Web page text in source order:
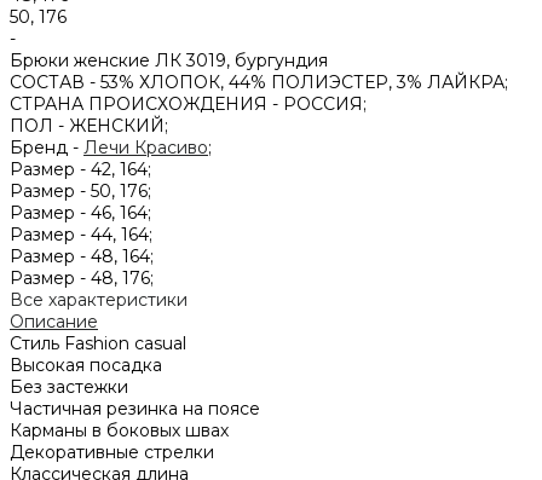
50, 176
-
Брюки женские ЛК 3019, бургундия
СОСТАВ - 53% ХЛОПОК, 44% ПОЛИЭСТЕР, 3% ЛАЙКРА;
СТРАНА ПРОИСХОЖДЕНИЯ - РОССИЯ;
ПОЛ - ЖЕНСКИЙ;
Бренд - Лечи Красиво;
Размер - 42, 164;
Размер - 50, 176;
Размер - 46, 164;
Размер - 44, 164;
Размер - 48, 164;
Размер - 48, 176;
Все характеристики
Описание
Стиль Fashion casual
Высокая посадка
Без застежки
Частичная резинка на поясе
Карманы в боковых швах
Декоративные стрелки
Классическая длина